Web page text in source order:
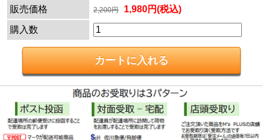
販売価格
2,200円 1,980円(税込)
購入数